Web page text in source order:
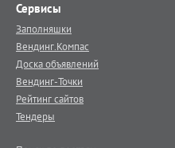
Сервисы
Заполняшки
Вендинг.Компас
Доска объявлений
Вендинг-Точки
Рейтинг сайтов
Тендеры